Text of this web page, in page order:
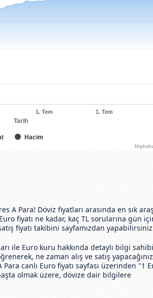
Tarih
Hacim
1. Tem 1. Tem
A Para! Döviz fiyatları arasında en sık
fiyatı ne kadar, kaç TL sorularına gün
fiyatı takibini sayfamızdan
ile Euro kuru hakkında detaylı bilgi sahibi
ne zaman alış ve satış yapacağınız
canlı Euro fiyatı sayfası üzerinden "1
olmak üzere, dövize dair bilgilere